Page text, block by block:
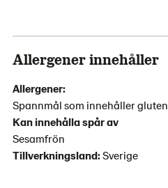
Allergener innehåller
Allergener:
Spannmål som innehåller gluten
Kan innehålla spår av
Sesamfrön
Tillverkningsland:Sverige